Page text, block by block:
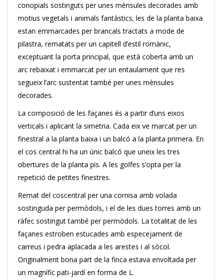
conopials sostinguts per unes mènsules decorades amb
motius vegetals i animals fantàstics; les de la planta baixa
estan emmarcades per brancals tractats a mode de
pilastra, rematats per un capitell d’estil romànic,
exceptuant la porta principal, que està coberta amb un
arc rebaixat i emmarcat per un entaulament que res
segueix l’arc sustentat també per unes mènsules
decorades.
La composició de les façanes és a partir d’uns eixos
verticals i aplicant la simetria. Cada eix ve marcat per un
finestral a la planta baixa i un balcó a la planta primera. En
el cos central hi ha un únic balcó que uneix les tres
obertures de la planta pis. A les golfes s’opta per la
repetició de petites finestres.
Remat del coscentral per una cornisa amb volada
sostinguda per permòdols, i el de les dues torres amb un
ràfec sostingut també per permòdols. La totalitat de les
façanes estroben estucades amb especejament de
carreus i pedra aplacada a les arestes i al sòcol.
Originalment bona part de la finca estava envoltada per
un magnífic pati-jardí en forma de L.